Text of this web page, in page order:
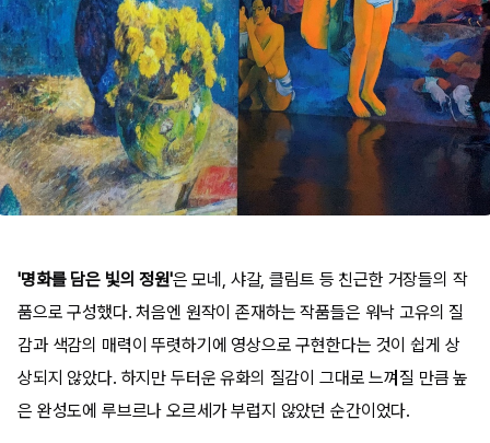
'명화를 담은 빛의 정원'은 모네, 샤갈, 클림트 등 친근한 거장들의 작
품으로 구성했다. 처음엔 원작이 존재하는 작품들은 워낙 고유의 질
감과 색감의 매력이 뚜렷하기에 영상으로 구현한다는 것이 쉽게 상
상되지 않았다. 하지만 두터운 유화의 질감이 그대로 느껴질 만큼 높
은 완성도에 루브르나 오르세가 부럽지 않았던 순간이었다.